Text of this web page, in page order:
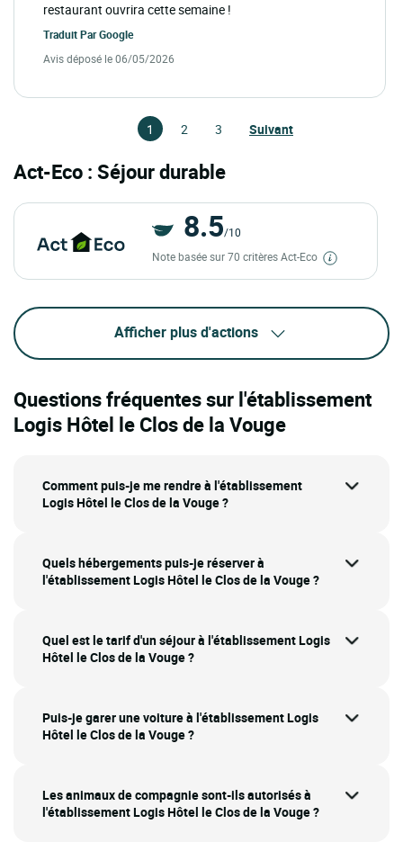
restaurant ouvrira cette semaine !
Traduit ParGoogle
Avis déposé le 06/05/2026
1 2 3 Suivant
Act-Eco : Séjour durable
8.5/10
Note basée sur 70 critères Act-Eco
Afficher plus d'actions
Questions fréquentes sur l'établissement
Logis Hôtel le Clos de la Vouge
Comment puis-je me rendre à l'établissement
Logis Hôtel le Clos de la Vouge ?
Quels hébergements puis-je réserver à
l'établissement Logis Hôtel le Clos de la Vouge ?
Quel est le tarif d'un séjour à l'établissement Logis
Hôtel le Clos de la Vouge ?
Puis-je garer une voiture à l'établissement Logis
Hôtel le Clos de la Vouge ?
Les animaux de compagnie sont-ils autorisés à
l'établissement Logis Hôtel le Clos de la Vouge ?